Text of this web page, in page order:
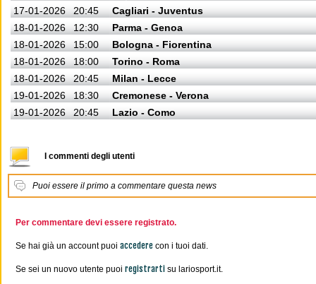
17-01-2026
20:45
Cagliari - Juventus
18-01-2026
12:30
Parma - Genoa
18-01-2026
15:00
Bologna - Fiorentina
18-01-2026
18:00
Torino - Roma
18-01-2026
20:45
Milan - Lecce
19-01-2026
18:30
Cremonese - Verona
19-01-2026
20:45 Lazio - Como
I commenti degli utenti
Puoi essere il primo a commentare questa news
Per commentare devi essere registrato.
Se hai già un account puoi accedere con i tuoi dati.
Se sei un nuovo utente puoi registrarti su lariosport.it.